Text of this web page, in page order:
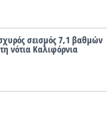
σεισμός 7,1 βαθμών
νότια Καλιφόρνια